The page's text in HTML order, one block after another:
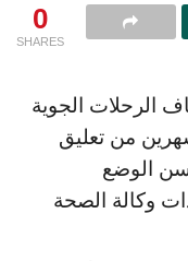
0
SHARES
الرحلات الجوية
من تعليق
الوضع
وكالة الصحة